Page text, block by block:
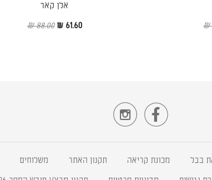
אלן קאר
61.60 ₪
88.00 ₪


בבל מכונת קריאה תקנון האתר משלוחים